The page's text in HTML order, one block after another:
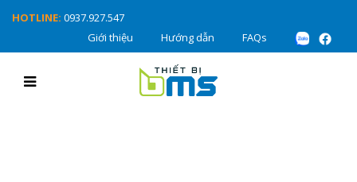
HOTLINE: 0937.927.547
Giới thiệu
Hướng dẫn FAQs